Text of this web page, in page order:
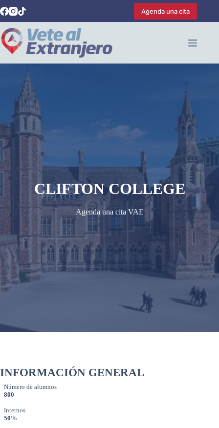
al
contenido
Agenda una cita
CLIFTON COLLEGE
Agenda una cita VAE
INFORMACIÓN GENERAL
Número de alumnos
800
Internos
50%